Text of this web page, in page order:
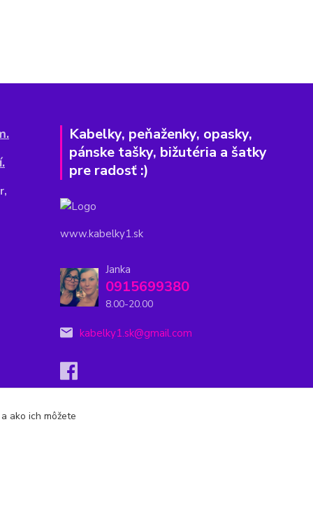
Kabelky, peňaženky, opasky,
pánske tašky, bižutéria a šatky
pre radosť :)
www.kabelky1.sk
Janka
0915699380
8.00-20.00
kabelky1.sk@gmail.com
ako ich môžete